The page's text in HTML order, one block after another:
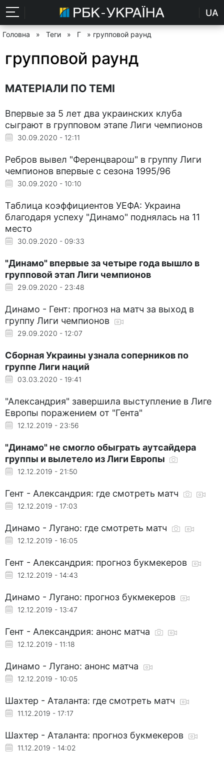
UA
Головна » Теги » Г » групповой раунд
групповой раунд
МАТЕРІАЛИ ПО ТЕМІ
Впервые за 5 лет два украинских клуба
сыграют в групповом этапе Лиги чемпионов
30.09.2020 - 12:11
Ребров вывел "Ференцварош" в группу Лиги
чемпионов впервые с сезона 1995/96
30.09.2020 - 10:10
Таблица коэффициентов УЕФА: Украина
благодаря успеху "Динамо" поднялась на 11
место
30.09.2020 - 09:33
"Динамо" впервые за четыре года вышло в
групповой этап Лиги чемпионов
29.09.2020 - 23:48
Динамо - Гент: прогноз на матч за выход в
группу Лиги чемпионов
29.09.2020 - 12:07
Сборная Украины узнала соперников по
группе Лиги наций
03.03.2020 - 19:41
"Александрия" завершила выступление в Лиге
Европы поражением от "Гента"
12.12.2019 - 23:56
"Динамо" не смогло обыграть аутсайдера
группы и вылетело из Лиги Европы
12.12.2019 - 21:50
Гент - Александрия: где смотреть матч
12.12.2019 - 17:03
Динамо - Лугано: где смотреть матч
12.12.2019 - 16:05
Гент - Александрия: прогноз букмекеров
12.12.2019 - 14:43
Динамо - Лугано: прогноз букмекеров
12.12.2019 - 13:47
Гент - Александрия: анонс матча
12.12.2019 - 11:18
Динамо - Лугано: анонс матча
12.12.2019 - 10:05
Шахтер - Аталанта: где смотреть матч
11.12.2019 - 17:17
Шахтер - Аталанта: прогноз букмекеров
11.12.2019 - 14:02